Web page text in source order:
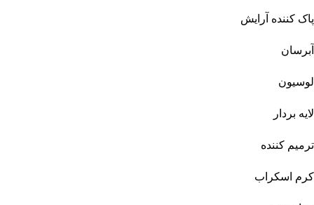
پاک کننده آرایش
آبرسان
لوسیون
لایه بردار
ترمیم کننده
کرم اسکراب